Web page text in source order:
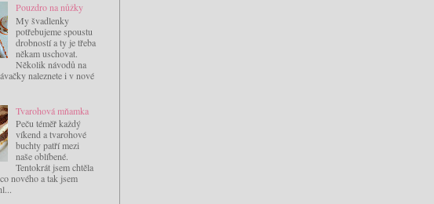
Pouzdro na nůžky
My švadlenky
potřebujeme spoustu
drobností a ty je třeba
někam uschovat.
Několik návodů na
naleznete i v nové
Tvarohová mňamka
Peču téměř každý
víkend a tvarohové
buchty patří mezi
naše oblíbené.
Tentokrát jsem chtěla
nového a tak jsem